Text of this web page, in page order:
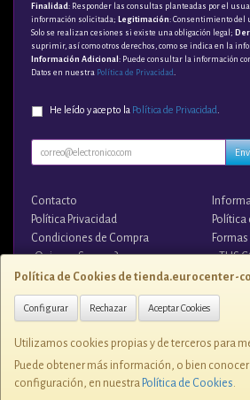
Política de Cookies de tienda.eurocenter-
Configurar Rechazar Aceptar Cookies
Utilizamos cookies propias y de terceros para
Puede obtener más información, o bien
configuración, en nuestra Política de Cookies.
Finalidad: Responder las consultas planteadas por el
información solicitada; Legitimación: Consentimiento del
Solo se realizan cesiones si existe una obligación legal;
suprimir, así como otros derechos, como se indica en la
Información Adicional : Puede consultar la información
Datos en nuestra Política de Privacidad.
He leído y acepto la Política de Privacidad.
Contacto
Política Privacidad
Política
Condiciones de Compra
¿Quienes Somos?
¡¡ TUS
Contacto
tienda@eurocenter-computers.es
C/ ZUNZUNEGUI, 1 28400, ESPAÑA. C.I.F. B-